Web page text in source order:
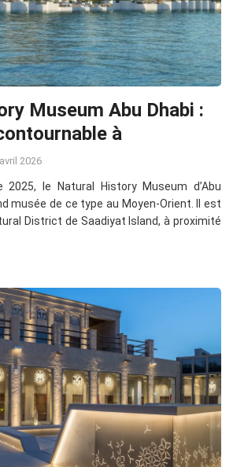
Museum Abu Dhabi :
à
2026
2025, le Natural History Museum d’Abu
musée de ce type au Moyen-Orient. Il est
District de Saadiyat Island, à proximité